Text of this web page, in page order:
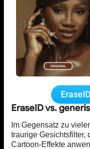
EraseID vs.
Im Gegensatz zu
traurige Gesichtsfilter,
Cartoon-Effekte